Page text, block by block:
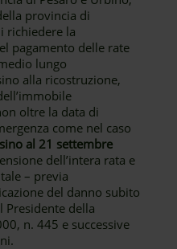
provincia di
richiedere la
pagamento delle rate
lungo
alla ricostruzione,
oltre la data di
come nel caso
sino al 21 settembre
dell’intera rata e
– previa
del danno subito
Presidente della
n. 445 e successive